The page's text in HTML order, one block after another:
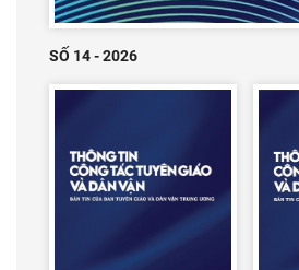
SỐ 14 - 2026